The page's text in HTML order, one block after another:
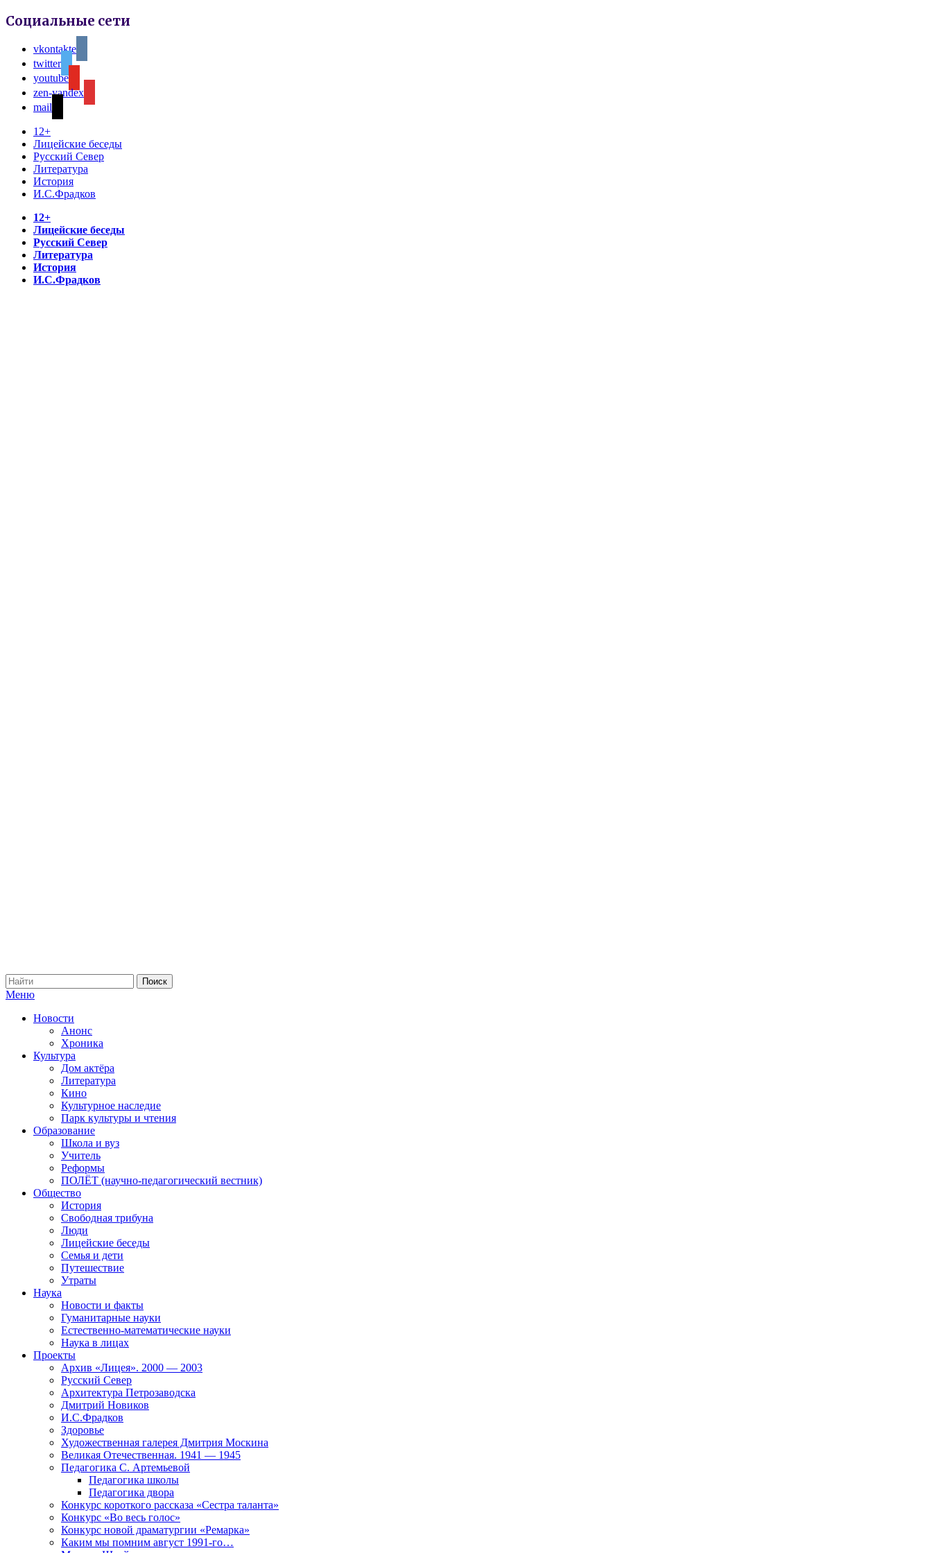
Социальные сети
vkontakte
twitter
youtube
zen-yandex
mail
12+
Лицейские беседы
Русский Север
Литература
История
И.С.Фрадков
12+
Лицейские беседы
Русский Север
Литература
История
И.С.Фрадков
Меню
Новости
Анонс
Хроника
Культура
Дом актёра
Литература
Кино
Культурное наследие
Парк культуры и чтения
Образование
Школа и вуз
Учитель
Реформы
ПОЛЁТ (научно-педагогический вестник)
Общество
История
Свободная трибуна
Люди
Лицейские беседы
Семья и дети
Путешествие
Утраты
Наука
Новости и факты
Гуманитарные науки
Естественно-математические науки
Наука в лицах
Проекты
Архив «Лицея». 2000 — 2003
Русский Север
Архитектура Петрозаводска
Дмитрий Новиков
И.С.Фрадков
Здоровье
Художественная галерея Дмитрия Москина
Великая Отечественная. 1941 — 1945
Педагогика С. Артемьевой
Педагогика школы
Педагогика двора
Конкурс короткого рассказа «Сестра таланта»
Конкурс «Во весь голос»
Конкурс новой драматургии «Ремарка»
Каким мы помним август 1991-го…